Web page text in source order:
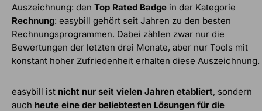
Auszeichnung: den Top Rated Badge in der Kategorie
Rechnung: easybill gehört seit Jahren zu den besten
Rechnungsprogrammen. Dabei zählen zwar nur die
Bewertungen der letzten drei Monate, aber nur Tools mit
konstant hoher Zufriedenheit erhalten diese Auszeichnung.
easybill ist nicht nur seit vielen Jahren etabliert, sondern
auch heute eine der beliebtesten Lösungen für die